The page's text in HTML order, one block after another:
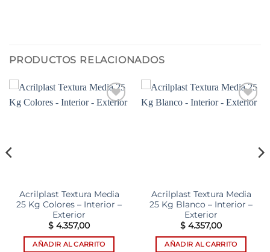
PRODUCTOS RELACIONADOS
Acrilplast Textura Media
25 Kg Colores – Interior –
Exterior
$ 4.357,00
AÑADIR AL CARRITO
Acrilplast Textura Media
25 Kg Blanco – Interior –
Exterior
$ 4.357,00
AÑADIR AL CARRITO